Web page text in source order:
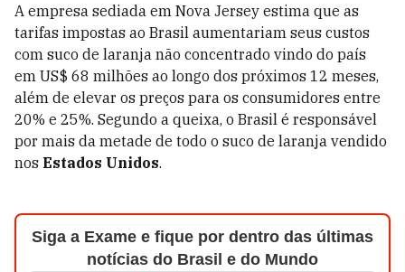
A empresa sediada em Nova Jersey estima que as
tarifas impostas ao Brasil aumentariam seus custos
com suco de laranja não concentrado vindo do país
em US$ 68 milhões ao longo dos próximos 12 meses,
além de elevar os preços para os consumidores entre
20% e 25%. Segundo a queixa, o Brasil é responsável
por mais da metade de todo o suco de laranja vendido
nos Estados Unidos.
Siga a Exame e fique por dentro das últimas
notícias do Brasil e do Mundo